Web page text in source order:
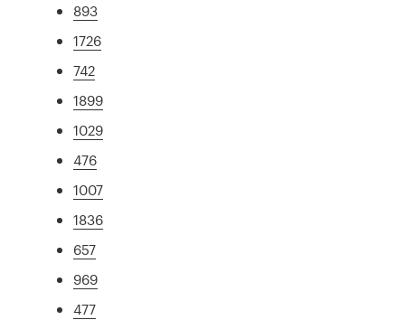
893
1726
742
1899
1029
476
1007
1836
657
969
477